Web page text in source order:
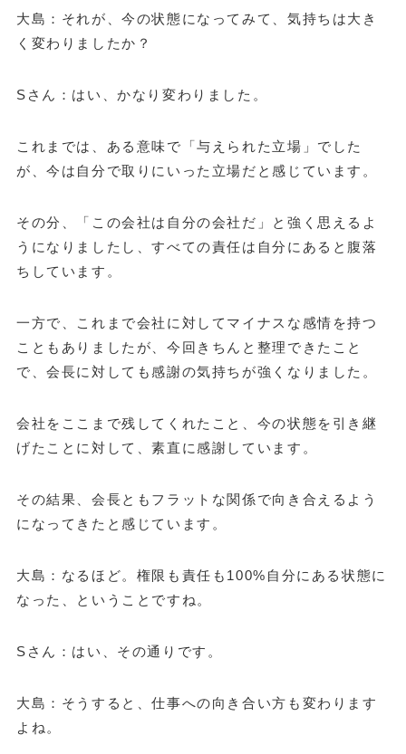
大島：それが、今の状態になってみて、気持ちは大き
く変わりましたか？
Sさん：はい、かなり変わりました。
これまでは、ある意味で「与えられた立場」でした
が、今は自分で取りにいった立場だと感じています。
その分、「この会社は自分の会社だ」と強く思えるよ
うになりましたし、すべての責任は自分にあると腹落
ちしています。
一方で、これまで会社に対してマイナスな感情を持つ
こともありましたが、今回きちんと整理できたこと
で、会長に対しても感謝の気持ちが強くなりました。
会社をここまで残してくれたこと、今の状態を引き継
げたことに対して、素直に感謝しています。
その結果、会長ともフラットな関係で向き合えるよう
になってきたと感じています。
大島：なるほど。権限も責任も100%自分にある状態に
なった、ということですね。
Sさん：はい、その通りです。
大島：そうすると、仕事への向き合い方も変わります
よね。